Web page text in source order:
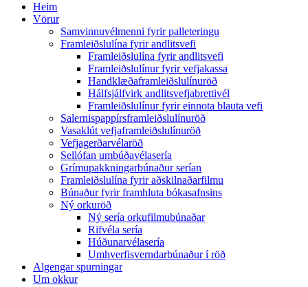
Heim
Vörur
Samvinnuvélmenni fyrir palleteringu
Framleiðslulína fyrir andlitsvefi
Framleiðslulína fyrir andlitsvefi
Framleiðslulínur fyrir vefjakassa
Handklæðaframleiðslulínuröð
Hálfsjálfvirk andlitsvefjabrettivél
Framleiðslulínur fyrir einnota blauta vefi
Salernispappírsframleiðslulínuröð
Vasaklút vefjaframleiðslulínuröð
Vefjagerðarvélaröð
Sellófan umbúðavélasería
Grímupakkningarbúnaður serían
Framleiðslulína fyrir aðskilnaðarfilmu
Búnaður fyrir framhluta bókasafnsins
Ný orkuröð
Ný sería orkufilmubúnaðar
Rifvéla sería
Húðunarvélasería
Umhverfisverndarbúnaður í röð
Algengar spurningar
Um okkur